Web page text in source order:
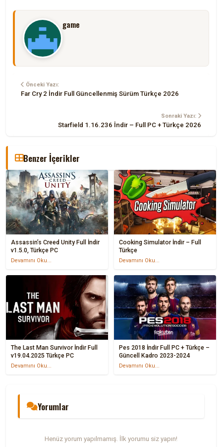
game
Önceki Yazı:
Far Cry 2 İndir Full Güncellenmiş Sürüm Türkçe 2026
Sonraki Yazı:
Starfield 1.16.236 İndir – Full PC + Türkçe 2026
Benzer İçerikler
Assassin’s Creed Unity Full İndir
v1.5.0, Türkçe PC
Devamını Oku...
Cooking Simulator İndir – Full
Türkçe
Devamını Oku...
The Last Man Survivor İndir Full
v19.04.2025 Türkçe PC
Devamını Oku...
Pes 2018 İndir Full PC + Türkçe –
Güncell Kadro 2023-2024
Devamını Oku...
Yorumlar
Henüz yorum yapılmamış. İlk yorumu siz yapın!